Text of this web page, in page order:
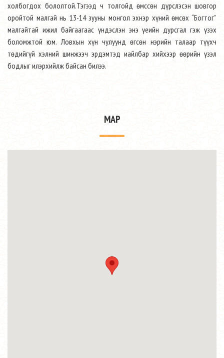
холбогдох бололтой.Тэгээд ч толгойд өмссөн дүрслэсэн шовгор
оройтой малгай нь 13-14 зууны монгол эхнэр хүний өмсөх “Богтог”
малгайтай ижил байгаагаас үндэслэн энэ үеийн дурсгал гэж үзэх
боломжтой юм. Ловхын хүн чулуунд өгсөн нэрийн талаар түүхч
төдийгүй хэлний шинжээч эрдэмтэд иайлбар хийхээр өөрийн үзэл
бодлыг илэрхийлж байсан билээ.
MAP